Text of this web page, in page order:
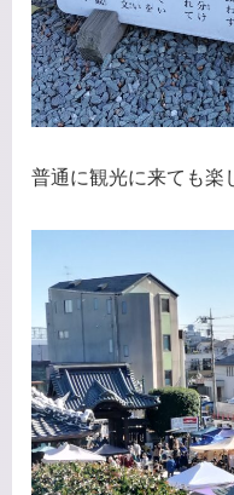
普通に観光に来ても楽